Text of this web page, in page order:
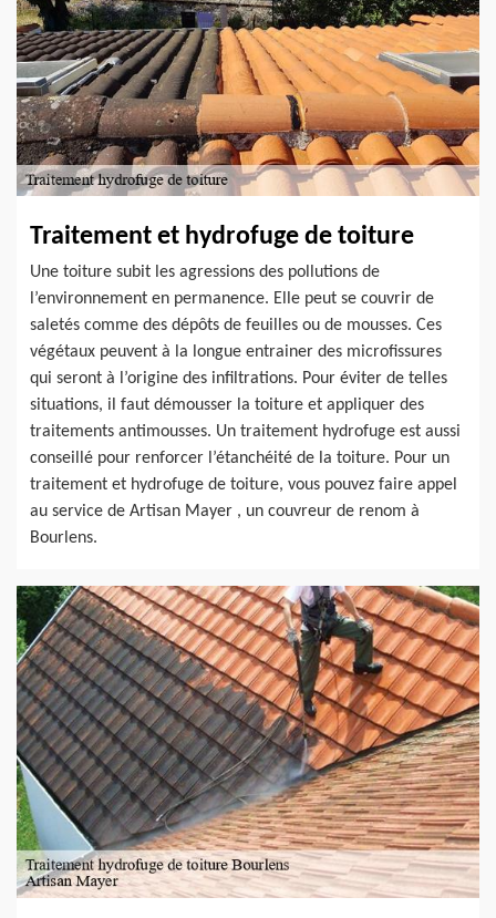
Traitement et hydrofuge de toiture
Une toiture subit les agressions des pollutions de
l’environnement en permanence. Elle peut se couvrir de
saletés comme des dépôts de feuilles ou de mousses. Ces
végétaux peuvent à la longue entrainer des microfissures
qui seront à l’origine des infiltrations. Pour éviter de telles
situations, il faut démousser la toiture et appliquer des
traitements antimousses. Un traitement hydrofuge est aussi
conseillé pour renforcer l’étanchéité de la toiture. Pour un
traitement et hydrofuge de toiture, vous pouvez faire appel
au service de Artisan Mayer , un couvreur de renom à
Bourlens.